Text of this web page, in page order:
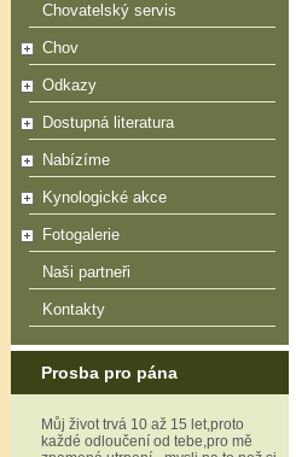
Chovatelský servis
Chov
Odkazy
Dostupná literatura
Nabízíme
Kynologické akce
Fotogalerie
Naši partneři
Kontakty
Prosba pro pána
Můj život trvá 10 až 15 let,proto
každé odloučení od tebe,pro mě